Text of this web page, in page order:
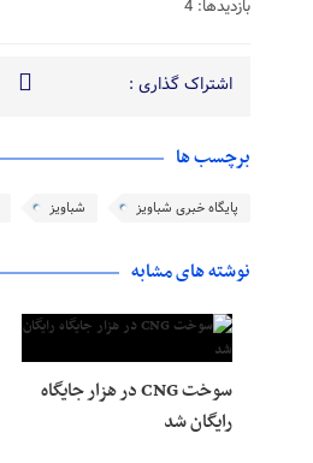
بازدیدها: 4
اشتراک گذاری :
برچسب ها
پایگاه خبری شباویز شباویز
نوشته های مشابه
سوخت CNG در هزار جایگاه
رایگان شد